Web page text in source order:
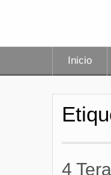
Inicio
4